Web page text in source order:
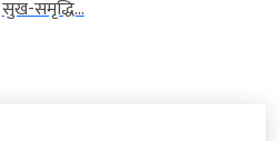
सुख-समृद्धि...